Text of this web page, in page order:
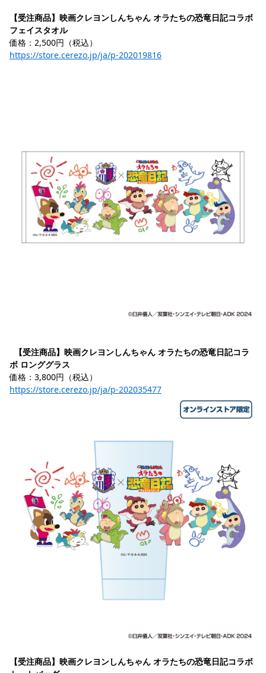
【受注商品】映画クレヨンしんちゃん オラたちの恐竜日記コラボ
フェイスタオル
価格：2,500円（税込）
https://store.cerezo.jp/ja/p-202019816
【受注商品】映画クレヨンしんちゃん オラたちの恐竜日記コラ
ボ ロンググラス
価格：3,800円（税込）
https://store.cerezo.jp/ja/p-202035477
【受注商品】映画クレヨンしんちゃん オラたちの恐竜日記コラボ